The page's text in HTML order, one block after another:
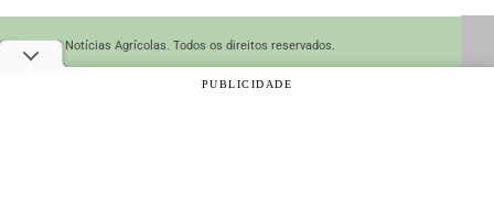
© 2026 Notícias Agrícolas. Todos os direitos reservados.
PUBLICIDADE